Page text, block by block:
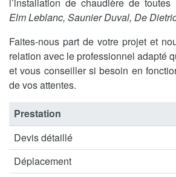
Elm Leblanc, Saunier Duval, De
Faites-nous part de votre projet et
relation avec le professionnel adapté
et vous conseiller si besoin en
de vos attentes.
Prestation
Devis détaillé
Déplacement